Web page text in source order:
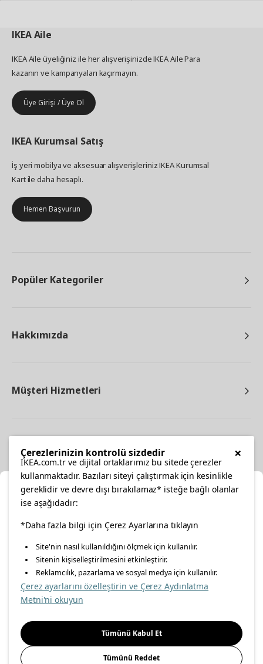
IKEAAile
IKEA Aile üyeliğiniz ile her alışverişinizde IKEA Aile Para
kazanın ve kampanyaları kaçırmayın.
Üye Girişi / Üye Ol
IKEA Kurumsal Satış
İş yeri mobilya ve aksesuar alışverişleriniz IKEA Kurumsal
Kart ile daha hesaplı.
Hemen Başvurun
Popüler Kategoriler
Hakkımızda
Müşteri Hizmetleri
facebooktwitterinstagrampinterestyoutube
linkedin
Enerji Politikası Bilgi Güvenliği Politikası
Gıda Güvenliği Politikası
Önemli Bilgilendirme İnternet Sitesi Gizlilik Politikası
Konumunuzu Seçin
İnternetten vereceğiniz siparişlerinizde size özel hizmet ve
içerikleri görebilmek için lütfen konumuzu seçin.
İl seçiniz
Seçiniz
×
Çerezlerinizin kontrolü sizdedir
IKEA.com.tr ve dijital ortaklarımız bu sitede çerezler
kullanmaktadır. Bazıları siteyi çalıştırmak için kesinlikle
gereklidir ve devre dışı bırakılamaz* isteğe bağlı olanlar
ise aşağıdadır:
*Daha fazla bilgi için Çerez Ayarlarına tıklayın
Site'nin nasıl kullanıldığını ölçmek için kullanılır.
Sitenin kişiselleştirilmesini etkinleştirir.
Reklamcılık, pazarlama ve sosyal medya için kullanılır.
Çerez ayarlarını özelleştirin ve Çerez Aydınlatma
Metni'ni okuyun
Tümünü Kabul Et
Tümünü Reddet